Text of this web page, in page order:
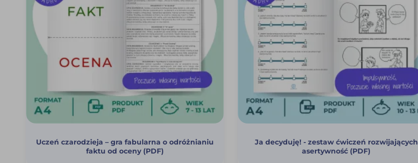
Uczeń czarodzieja – gra fabularna o odróżnianiu
faktu od oceny (PDF)
Ja decyduję! - zestaw ćwiczeń rozwijających
asertywność (PDF)